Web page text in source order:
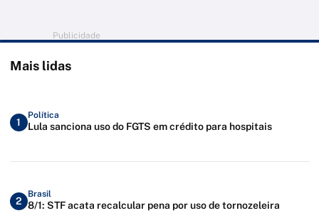
Publicidade
Mais lidas
1
Política
Lula sanciona uso do FGTS em crédito para hospitais
2
Brasil
8/1: STF acata recalcular pena por uso de tornozeleira